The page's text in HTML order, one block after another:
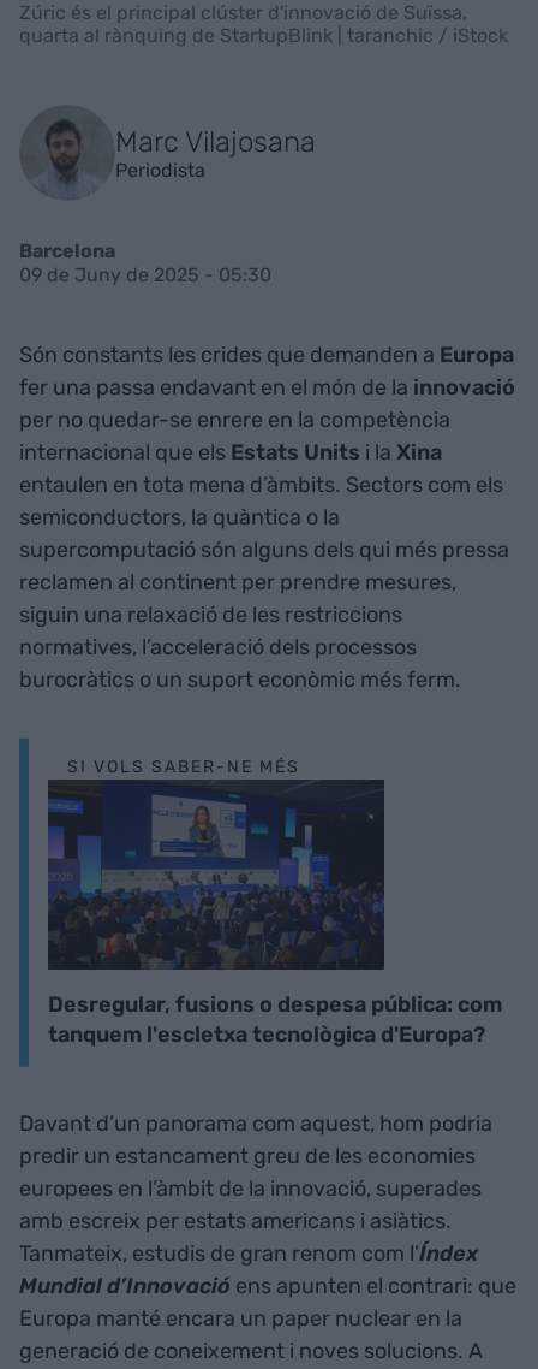
Zúric és el principal clúster d'innovació de Suïssa,
quarta al rànquing de StartupBlink | taranchic / iStock
Marc Vilajosana
Periodista
Barcelona
09 de Juny de 2025 - 05:30
Són constants les crides que demanden a Europa
fer una passa endavant en el món de la innovació
per no quedar-se enrere en la competència
internacional que els Estats Units i la Xina
entaulen en tota mena d’àmbits. Sectors com els
semiconductors, la quàntica o la
supercomputació són alguns dels qui més pressa
reclamen al continent per prendre mesures,
siguin una relaxació de les restriccions
normatives, l’acceleració dels processos
burocràtics o un suport econòmic més ferm.
SI VOLS SABER-NE MÉS
Desregular, fusions o despesa pública: com
tanquem l'escletxa tecnològica d'Europa?
Davant d’un panorama com aquest, hom podria
predir un estancament greu de les economies
europees en l’àmbit de la innovació, superades
amb escreix per estats americans i asiàtics.
Tanmateix, estudis de gran renom com l’Índex
Mundial d’Innovació ens apunten el contrari: que
Europa manté encara un paper nuclear en la
generació de coneixement i noves solucions. A